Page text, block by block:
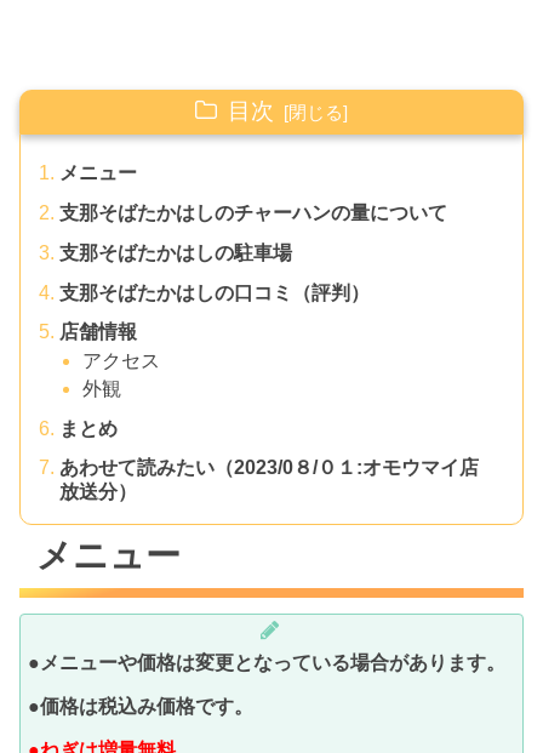
目次
メニュー
支那そばたかはしのチャーハンの量について
支那そばたかはしの駐車場
支那そばたかはしの口コミ（評判）
店舗情報
アクセス
外観
まとめ
あわせて読みたい（2023/0８/０１:オモウマイ店
放送分）
メニュー
●メニューや価格は変更となっている場合があります。
●価格は税込み価格です。